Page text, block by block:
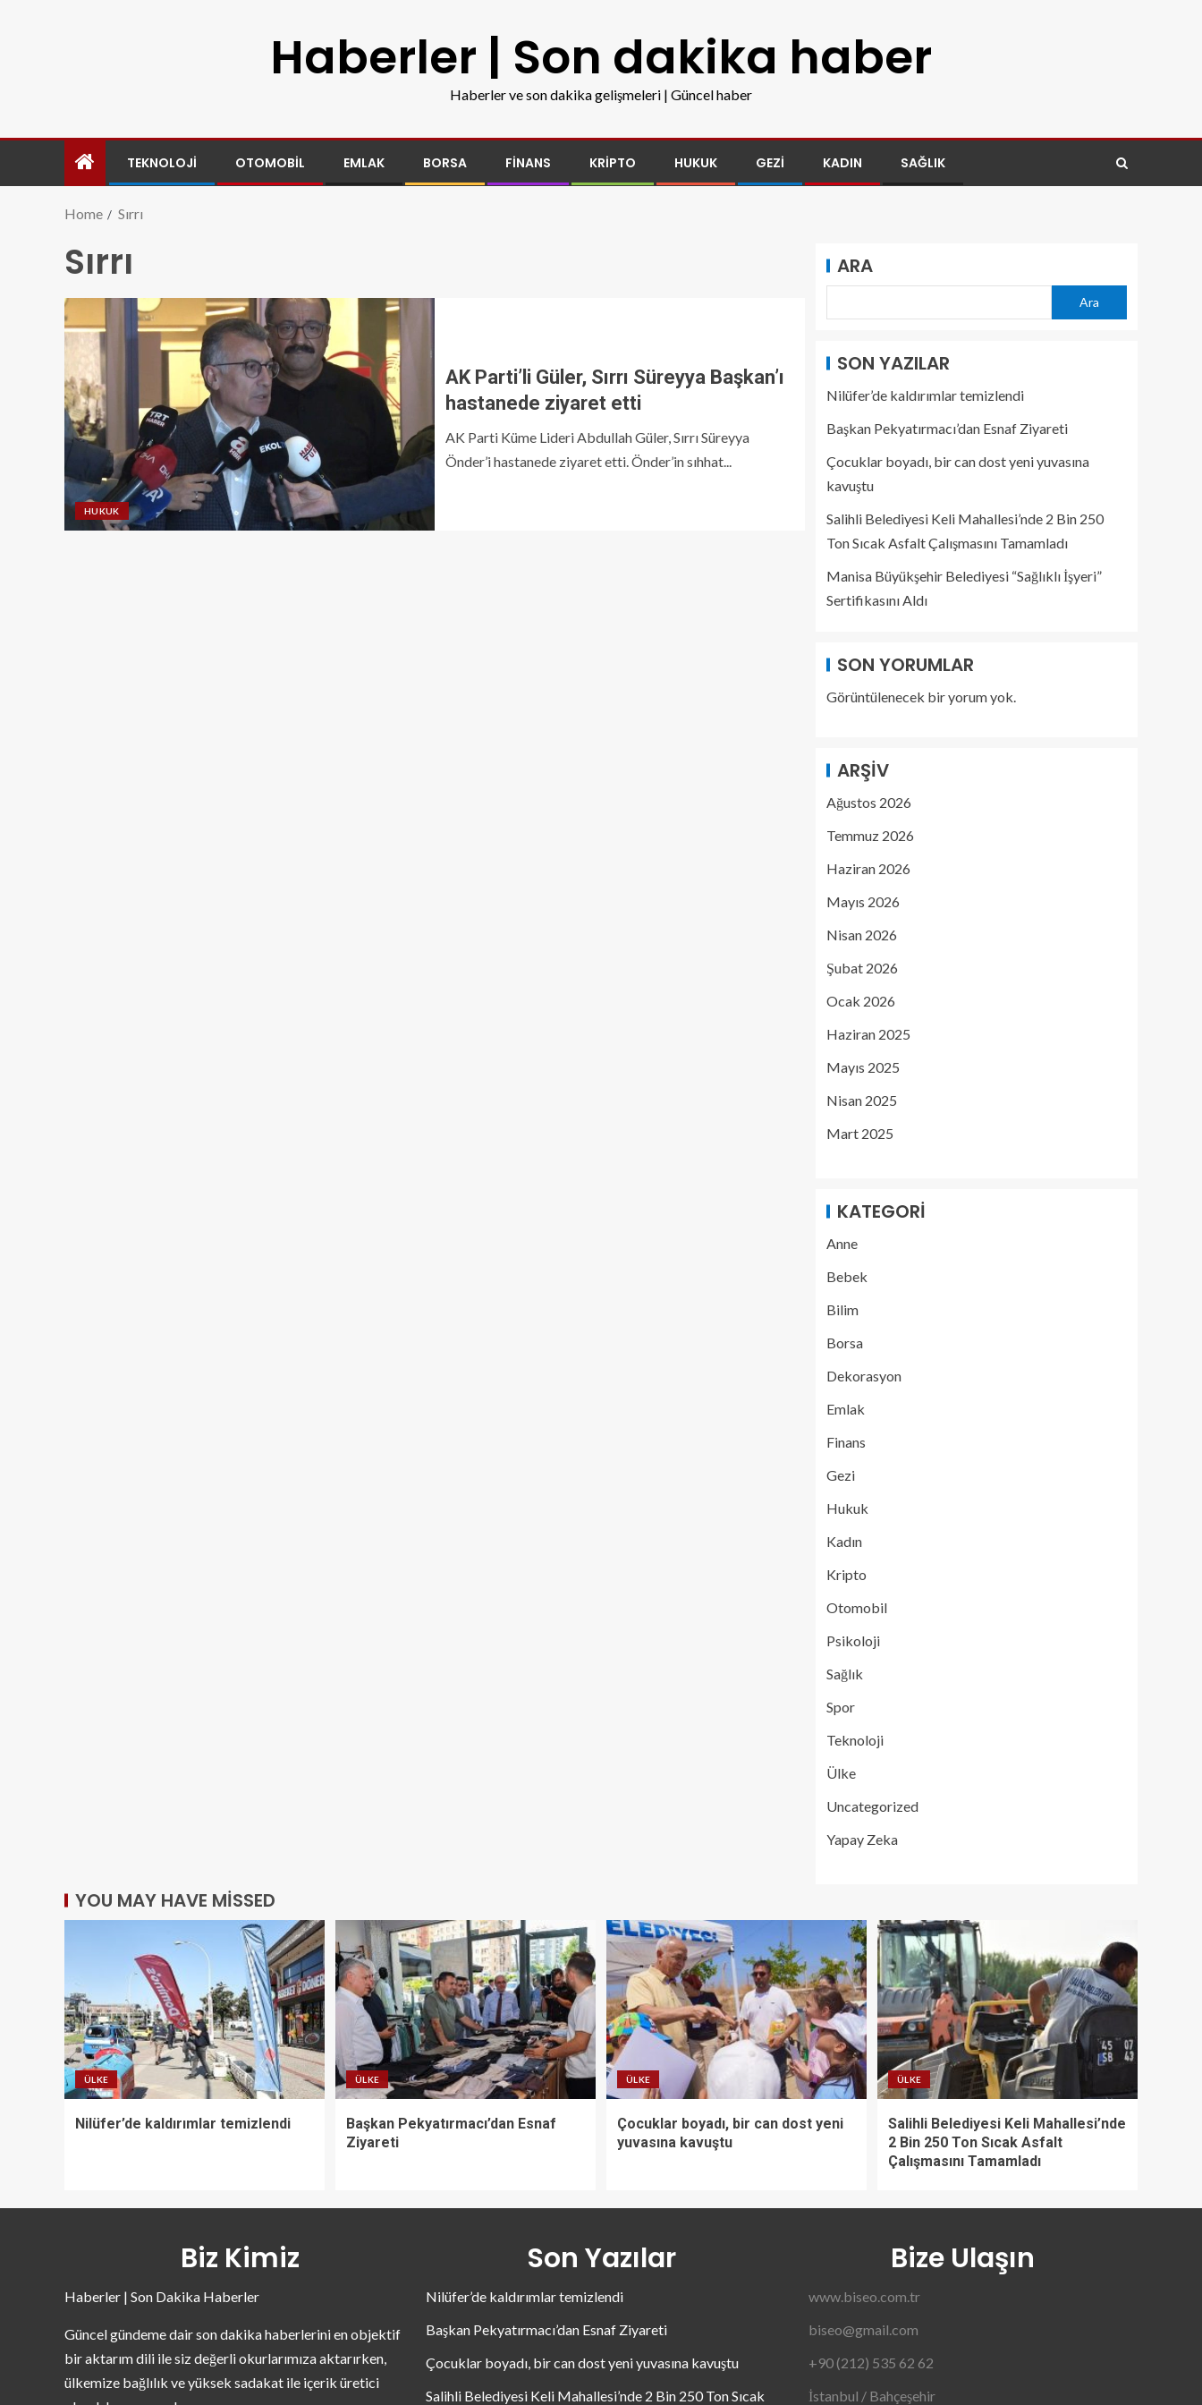
Haberler | Son dakika haber
Haberler ve son dakika gelişmeleri | Güncel haber
TEKNOLOJI OTOMOBIL EMLAK BORSA FINANS KRIPTO HUKUK GEZI KADIN SAĞLIK
Home Sırrı
Sırrı
HUKUK
AK Parti’li Güler, Sırrı Süreyya Başkan’ı
hastanede ziyaret etti
AK Parti Küme Lideri Abdullah Güler, Sırrı Süreyya
Önder’i hastanede ziyaret etti. Önder’in sıhhat...
ARA
Ara
SON YAZILAR
Nilüfer’de kaldırımlar temizlendi
Başkan Pekyatırmacı’dan Esnaf Ziyareti
Çocuklar boyadı, bir can dost yeni yuvasına
kavuştu
Salihli Belediyesi Keli Mahallesi’nde 2 Bin 250
Ton Sıcak Asfalt Çalışmasını Tamamladı
Manisa Büyükşehir Belediyesi “Sağlıklı İşyeri”
Sertifikasını Aldı
SON YORUMLAR
Görüntülenecek bir yorum yok.
ARŞIV
Ağustos 2026
Temmuz 2026
Haziran 2026
Mayıs 2026
Nisan 2026
Şubat 2026
Ocak 2026
Haziran 2025
Mayıs 2025
Nisan 2025
Mart 2025
KATEGORI
Anne
Bebek
Bilim
Borsa
Dekorasyon
Emlak
Finans
Gezi
Hukuk
Kadın
Kripto
Otomobil
Psikoloji
Sağlık
Spor
Teknoloji
Ülke
Uncategorized
Yapay Zeka
YOU MAY HAVE MISSED
ÜLKE
Nilüfer’de kaldırımlar temizlendi
ÜLKE
Başkan Pekyatırmacı’dan Esnaf
Ziyareti
ÜLKE
Çocuklar boyadı, bir can dost yeni
yuvasına kavuştu
ÜLKE
Salihli Belediyesi Keli Mahallesi’nde
2 Bin 250 Ton Sıcak Asfalt
Çalışmasını Tamamladı
Biz Kimiz
Haberler | Son Dakika Haberler
Güncel gündeme dair son dakika haberlerini en objektif
bir aktarım dili ile siz değerli okurlarımıza aktarırken,
ülkemize bağlılık ve yüksek sadakat ile içerik üretici
Son Yazılar
Nilüfer’de kaldırımlar temizlendi
Başkan Pekyatırmacı’dan Esnaf Ziyareti
Çocuklar boyadı, bir can dost yeni yuvasına kavuştu
Salihli Belediyesi Keli Mahallesi’nde 2 Bin 250 Ton Sıcak
Bize Ulaşın
www.biseo.com.tr
biseo@gmail.com
+90 (212) 535 62 62
İstanbul / Bahçeşehir